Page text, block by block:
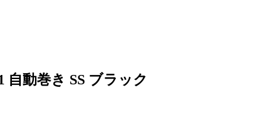
動巻き SS ブラック